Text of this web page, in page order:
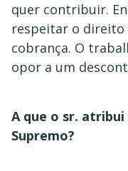
quer contribuir.
respeitar o
cobrança. O
opor a um
A que o sr.
Supremo?